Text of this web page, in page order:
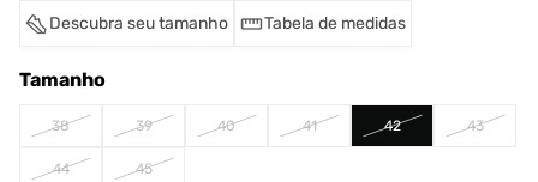
Descubra seu tamanho Tabela de medidas
Tamanho
38 39 40 41 42 43
44 45